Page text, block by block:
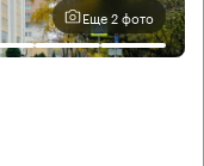
Еще 2 фото